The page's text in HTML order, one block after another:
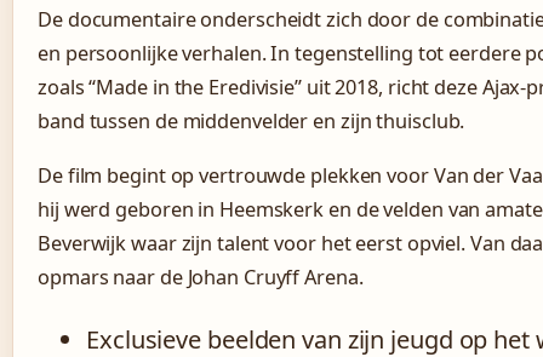
De documentaire onderscheidt zich door de
en persoonlijke verhalen. In tegenstelling tot eerdere
zoals “Made in the Eredivisie” uit 2018, richt deze
band tussen de middenvelder en zijn thuisclub.
De film begint op vertrouwde plekken voor Van der
hij werd geboren in Heemskerk en de velden van
Beverwijk waar zijn talent voor het eerst opviel. Van
opmars naar de Johan Cruyff Arena.
Exclusieve beelden van zijn jeugd op